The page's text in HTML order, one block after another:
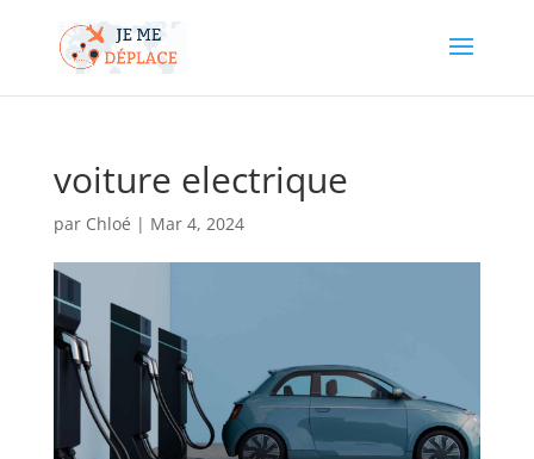
voiture electrique
par Chloé | Mar 4, 2024